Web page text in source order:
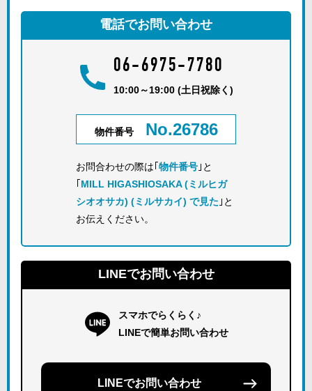
電話でお問い合わせ
06-6975-7780
10:00～19:00 (土日祝除く)
物件番号 No.26786
お問合わせの際は｢ 物件番号 ｣と
MILL HIGASHIOSAKA (ミルヒガ
シオオサカ) (ミルサカイ) で見た ｣と
お伝えください。
LINEでお問い合わせ
スマホでらくらく♪
LINEで簡単お問い合わせ
LINEでお問い合わせ